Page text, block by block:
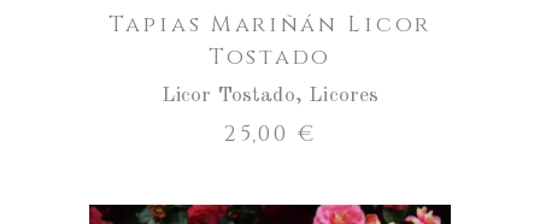
Tapias Mariñán Licor
Tostado
Licor Tostado, Licores
25,00€